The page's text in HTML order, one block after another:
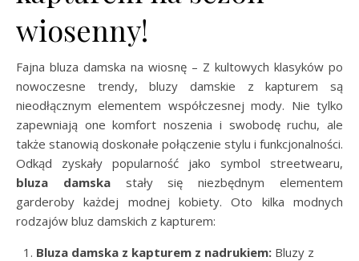
wiosenny!
Fajna bluza damska na wiosnę – Z kultowych klasyków po
nowoczesne trendy, bluzy damskie z kapturem są
nieodłącznym elementem współczesnej mody. Nie tylko
zapewniają one komfort noszenia i swobodę ruchu, ale
także stanowią doskonałe połączenie stylu i funkcjonalności.
Odkąd zyskały popularność jako symbol streetwearu,
bluza damskastały się niezbędnym elementem
garderoby każdej modnej kobiety. Oto kilka modnych
rodzajów bluz damskich z kapturem:
Bluza damska z kapturem z nadrukiem: Bluzy z